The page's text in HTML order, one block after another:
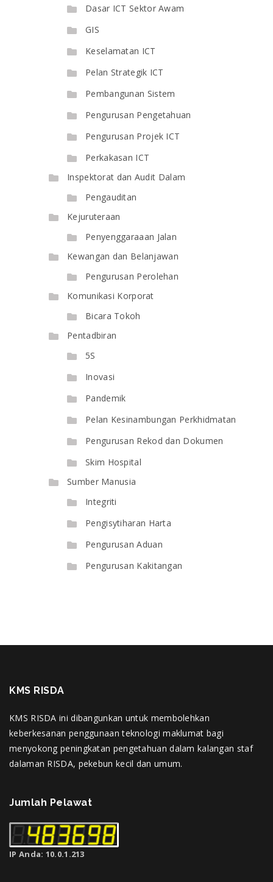
Dasar ICT Sektor Awam
GIS
Keselamatan ICT
Pelan Strategik ICT
Pembangunan Sistem
Pengurusan Pengetahuan
Pengurusan Projek ICT
Perkakasan ICT
Inspektorat dan Audit Dalam
Pengauditan
Kejuruteraan
Penyenggaraaan Jalan
Kewangan dan Belanjawan
Pengurusan Perolehan
Komunikasi Korporat
Bicara Tokoh
Pentadbiran
5S
Inovasi
Pandemik
Pelan Kesinambungan Perkhidmatan
Pengurusan Rekod dan Dokumen
Skim Hospital
Sumber Manusia
Integriti
Pengisytiharan Harta
Pengurusan Aduan
Pengurusan Kakitangan
KMS RISDA
KMS RISDA ini dibangunkan untuk membolehkan
keberkesanan penggunaan teknologi maklumat bagi
menyokong peningkatan pengetahuan dalam kalangan staf
dalaman RISDA, pekebun kecil dan umum.
Jumlah Pelawat
IP Anda: 10.0.1.213